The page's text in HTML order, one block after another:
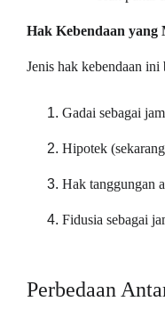
Hak Kebendaan yang
Jenis hak kebendaan
Gadai sebagai
Hipotek
Hak tanggungan
Fidusia sebagai
Perbedaan